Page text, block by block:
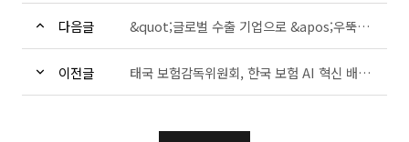
다음글 &quot;글로벌 수출 기업으로 &apos;우뚝&apos;&quot; 거래소, IT인프라 사업 박차
이전글 태국 보험감독위원회, 한국 보험 AI 혁신 배운다